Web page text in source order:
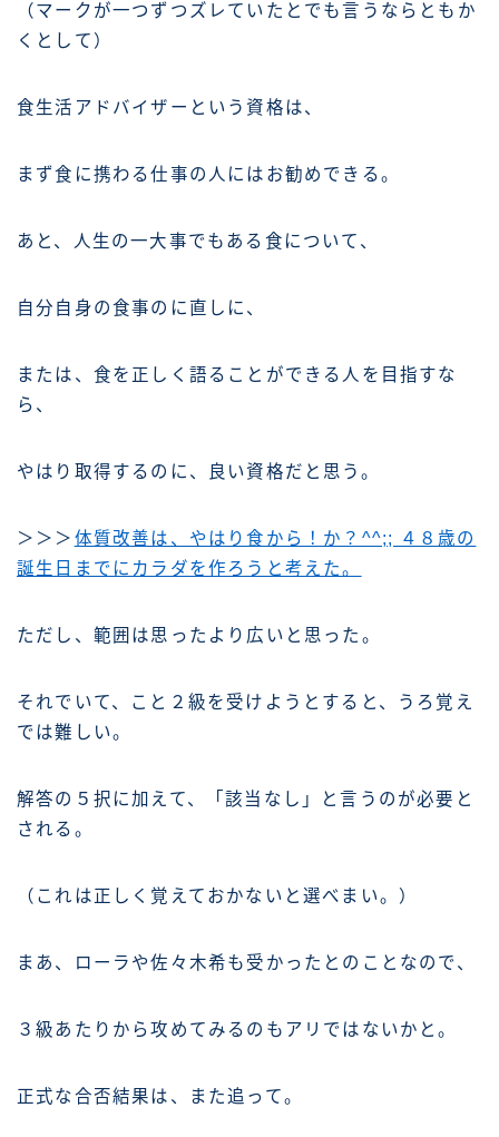
（マークが一つずつズレていたとでも言うならともか
くとして）
食生活アドバイザーという資格は、
まず食に携わる仕事の人にはお勧めできる。
あと、人生の一大事でもある食について、
自分自身の食事のに直しに、
または、食を正しく語ることができる人を目指すな
ら、
やはり取得するのに、良い資格だと思う。
＞＞＞ 体質改善は、やはり食から！か？^^;; ４８歳の
誕生日までにカラダを作ろうと考えた。
ただし、範囲は思ったより広いと思った。
それでいて、こと２級を受けようとすると、うろ覚え
では難しい。
解答の５択に加えて、「該当なし」と言うのが必要と
される。
（これは正しく覚えておかないと選べまい。）
まあ、ローラや佐々木希も受かったとのことなので、
３級あたりから攻めてみるのもアリではないかと。
正式な合否結果は、また追って。